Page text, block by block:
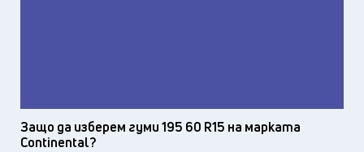
Защо да изберем гуми 195 60 R15 на марката
Continental?